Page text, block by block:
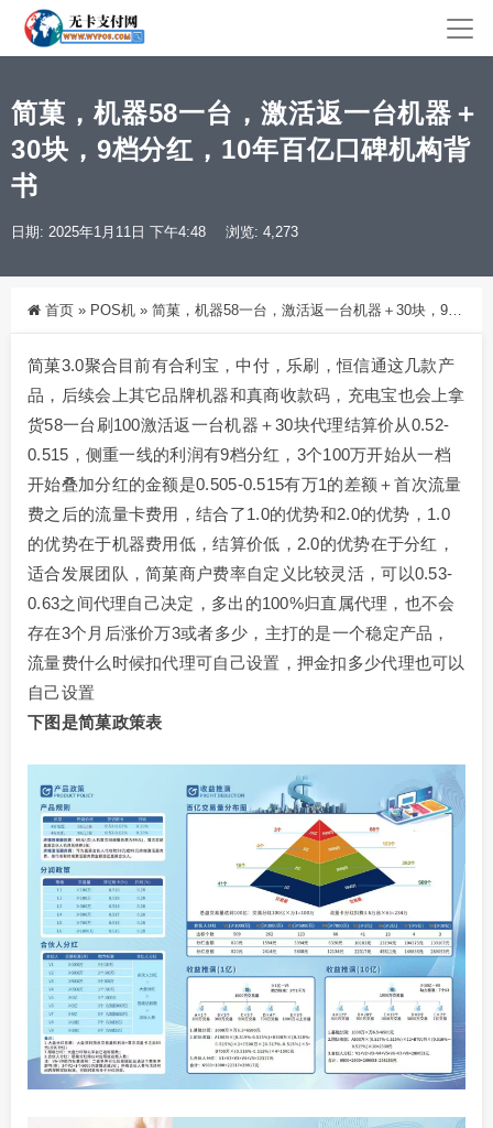
简菓，机器58一台，激活返一台机器＋
30块，9档分红，10年百亿口碑机构背
书
日期: 2025年1月11日 下午4:48 浏览: 4,273
首页 » POS机 » 简菓，机器58一台，激活返一台机器＋30块，9档分红，10年百亿口碑机构背书
简菓3.0聚合目前有合利宝，中付，乐刷，恒信通这几款产
品，后续会上其它品牌机器和真商收款码，充电宝也会上拿
货58一台刷100激活返一台机器＋30块代理结算价从0.52-
0.515，侧重一线的利润有9档分红，3个100万开始从一档
开始叠加分红的金额是0.505-0.515有万1的差额＋首次流量
费之后的流量卡费用，结合了1.0的优势和2.0的优势，1.0
的优势在于机器费用低，结算价低，2.0的优势在于分红，
适合发展团队，简菓商户费率自定义比较灵活，可以0.53-
0.63之间代理自己决定，多出的100%归直属代理，也不会
存在3个月后涨价万3或者多少，主打的是一个稳定产品，
流量费什么时候扣代理可自己设置，押金扣多少代理也可以
自己设置
下图是简菓政策表